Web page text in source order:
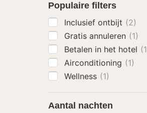
Populaire filters
Inclusief ontbijt (2)
Gratis annuleren (1)
Betalen in het hotel
Airconditioning (1)
Wellness (1)
Aantal nachten